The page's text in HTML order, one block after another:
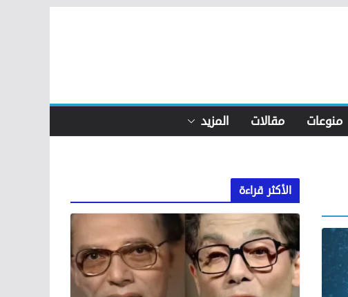
منوعات مقالات المزيد
الأكثر قراءة